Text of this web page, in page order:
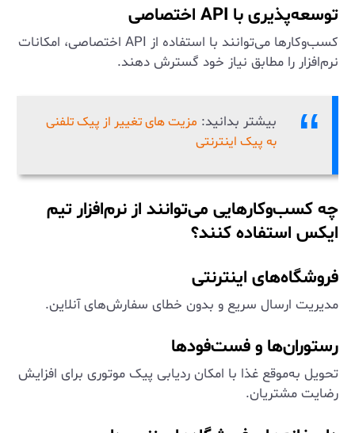
توسعه‌پذیری با API اختصاصی
کسب‌وکارها می‌توانند با استفاده از API اختصاصی، امکانات
نرم‌افزار را مطابق نیاز خود گسترش دهند.
بیشتر بدانید: مزیت های تغییر از پیک تلفنی
به پیک اینترنتی
چه کسب‌وکارهایی می‌توانند از نرم‌افزار تیم
ایکس استفاده کنند؟
فروشگاه‌های اینترنتی
مدیریت ارسال سریع و بدون خطای سفارش‌های آنلاین.
رستوران‌ها و فست‌فودها
تحویل به‌موقع غذا با امکان ردیابی پیک موتوری برای افزایش
رضایت مشتریان.